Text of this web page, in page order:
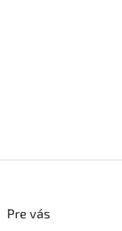
Pre vás